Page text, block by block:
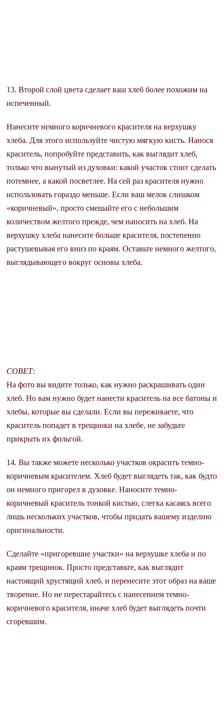
13. Второй слой цвета сделает ваш хлеб более похожим на
испеченный.
Нанесите немного коричневого красителя на верхушку
хлеба. Для этого используйте чистую мягкую кисть. Нанося
краситель, попробуйте представить, как выглядит хлеб,
только что вынутый из духовки: какой участок стоит сделать
потемнее, а какой посветлее. На сей раз красителя нужно
использовать гораздо меньше. Если ваш мелок слишком
«коричневый», просто смешайте его с небольшим
количеством желтого прежде, чем наносить на хлеб. На
верхушку хлеба нанесите больше красителя, постепенно
растушевывая его вниз по краям. Оставьте немного желтого,
выглядывающего вокруг основы хлеба.
СОВЕТ:
На фото вы видите только, как нужно раскрашивать один
хлеб. Но вам нужно будет нанести краситель на все батоны и
хлебы, которые вы сделали. Если вы переживаете, что
краситель попадет в трещинки на хлебе, не забудьте
прикрыть их фольгой.
14. Вы также можете несколько участков окрасить темно-
коричневым красителем. Хлеб будет выглядеть так, как будто
он немного пригорел в духовке. Наносите темно-
коричневый краситель тонкой кистью, слегка касаясь всего
лишь нескольких участков, чтобы придать вашему изделию
оригинальности.
Сделайте «пригоревшие участки» на верхушке хлеба и по
краям трещинок. Просто представьте, как выглядит
настоящий хрустящий хлеб, и перенесите этот образ на ваше
творение. Но не перестарайтесь с нанесением темно-
коричневого красителя, иначе хлеб будет выглядеть почти
сгоревшим.